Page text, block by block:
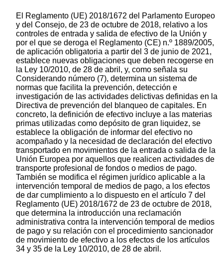
El Reglamento (UE) 2018/1672 del Parlamento Europeo
y del Consejo, de 23 de octubre de 2018, relativo a los
controles de entrada y salida de efectivo de la Unión y
por el que se deroga el Reglamento (CE) n.º 1889/2005,
de aplicación obligatoria a partir del 3 de junio de 2021,
establece nuevas obligaciones que deben recogerse en
la Ley 10/2010, de 28 de abril, y, como señala su
Considerando número (7), determina un sistema de
normas que facilita la prevención, detección e
investigación de las actividades delictivas definidas en la
Directiva de prevención del blanqueo de capitales. En
concreto, la definición de efectivo incluye a las materias
primas utilizadas como depósito de gran liquidez, se
establece la obligación de informar del efectivo no
acompañado y la necesidad de declaración del efectivo
transportado en movimientos de la entrada o salida de la
Unión Europea por aquellos que realicen actividades de
transporte profesional de fondos o medios de pago.
También se modifica el régimen jurídico aplicable a la
intervención temporal de medios de pago, a los efectos
de dar cumplimiento a lo dispuesto en el artículo 7 del
Reglamento (UE) 2018/1672 de 23 de octubre de 2018,
que determina la introducción una reclamación
administrativa contra la intervención temporal de medios
de pago y su relación con el procedimiento sancionador
de movimiento de efectivo a los efectos de los artículos
34 y 35 de la Ley 10/2010, de 28 de abril.